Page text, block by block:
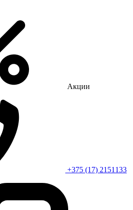
Акции
+375 (17) 2151133